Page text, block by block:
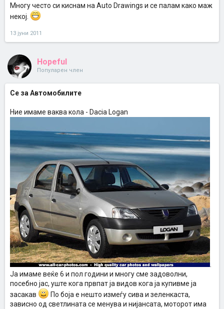
Многу често си киснам на Auto Drawings и се палам како маж
некој.
13 јуни 2011
Hopeful
Популарен член
Се за Автомобилите
Ние имаме ваква кола - Dacia Logan
Ја имаме веќе 6 и пол години и многу сме задоволни,
посебно јас, уште кога првпат ја видов кога ја купивме ја
засакав
По боја е нешто измеѓу сива и зеленкаста,
зависно од светлината се менува и нијансата, моторот има